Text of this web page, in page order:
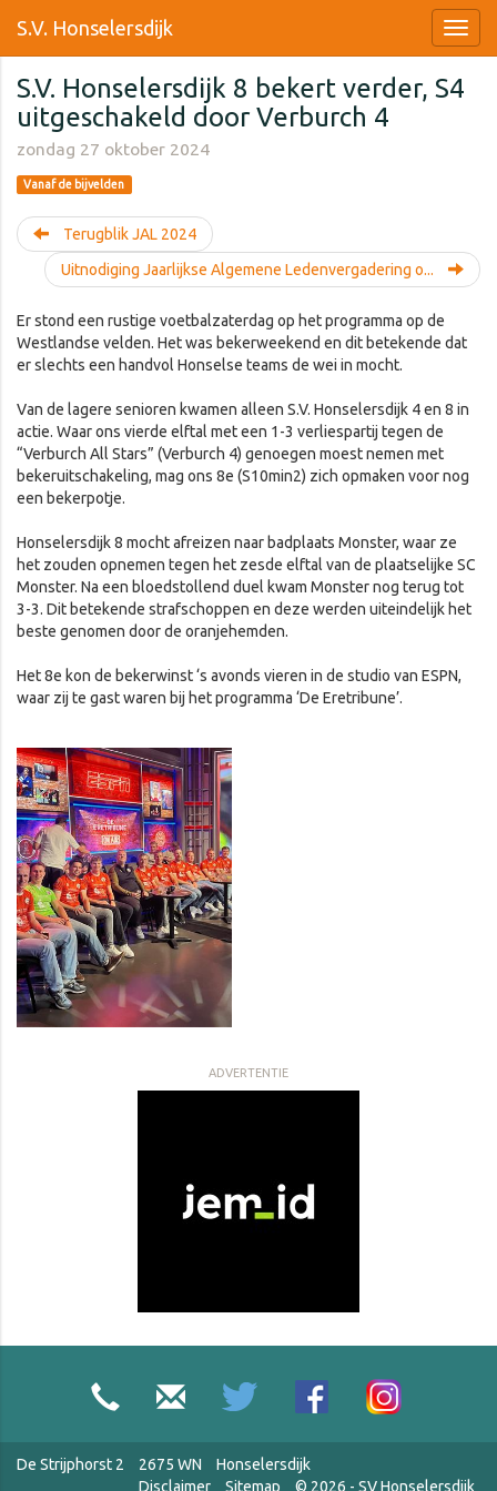
S.V. Honselersdijk
S.V. Honselersdijk 8 bekert verder, S4
uitgeschakeld door Verburch 4
zondag 27 oktober 2024
Vanaf de bijvelden
Terugblik JAL 2024
Uitnodiging Jaarlijkse Algemene Ledenvergadering o...
Er stond een rustige voetbalzaterdag op het programma op de
Westlandse velden. Het was bekerweekend en dit betekende dat
er slechts een handvol Honselse teams de wei in mocht.
Van de lagere senioren kwamen alleen S.V. Honselersdijk 4 en 8 in
actie. Waar ons vierde elftal met een 1-3 verliespartij tegen de
“Verburch All Stars” (Verburch 4) genoegen moest nemen met
bekeruitschakeling, mag ons 8e (S10min2) zich opmaken voor nog
een bekerpotje.
Honselersdijk 8 mocht afreizen naar badplaats Monster, waar ze
het zouden opnemen tegen het zesde elftal van de plaatselijke SC
Monster. Na een bloedstollend duel kwam Monster nog terug tot
3-3. Dit betekende strafschoppen en deze werden uiteindelijk het
beste genomen door de oranjehemden.
Het 8e kon de bekerwinst ‘s avonds vieren in de studio van ESPN,
waar zij te gast waren bij het programma ‘De Eretribune’.
ADVERTENTIE
De Strijphorst 2 2675 WN
Honselersdijk
Disclaimer
Sitemap © 2026 - SV Honselersdijk